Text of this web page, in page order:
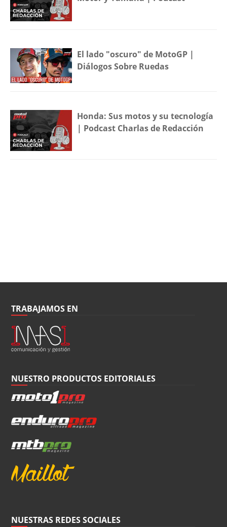
El lado "oscuro" de MotoGP |
Diálogos Sobre Ruedas
Honda: Sus motos y su tecnología
| Podcast Charlas de Redacción
TRABAJAMOS EN
NUESTRO PRODUCTOS EDITORIALES
NUESTRAS REDES SOCIALES